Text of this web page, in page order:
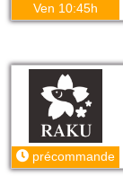
Ven 10:45h
précommande